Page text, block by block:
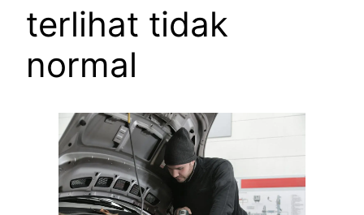
terlihat tidak
normal